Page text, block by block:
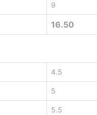
9
16.50
4.5
5
5.5